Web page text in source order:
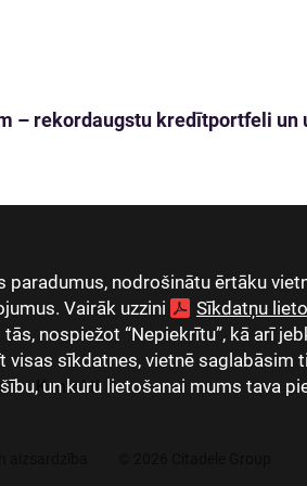
nodrošinātu ērtāku
Vairāk uzzini
Sīkdatņu
nospiežot “Nepiekrītu”, kā arī
visas sīkdatnes, vietnē saglabāsim
un kuru lietošanai mums tava
– rekordaugstu kredītportfeli
Kontakti